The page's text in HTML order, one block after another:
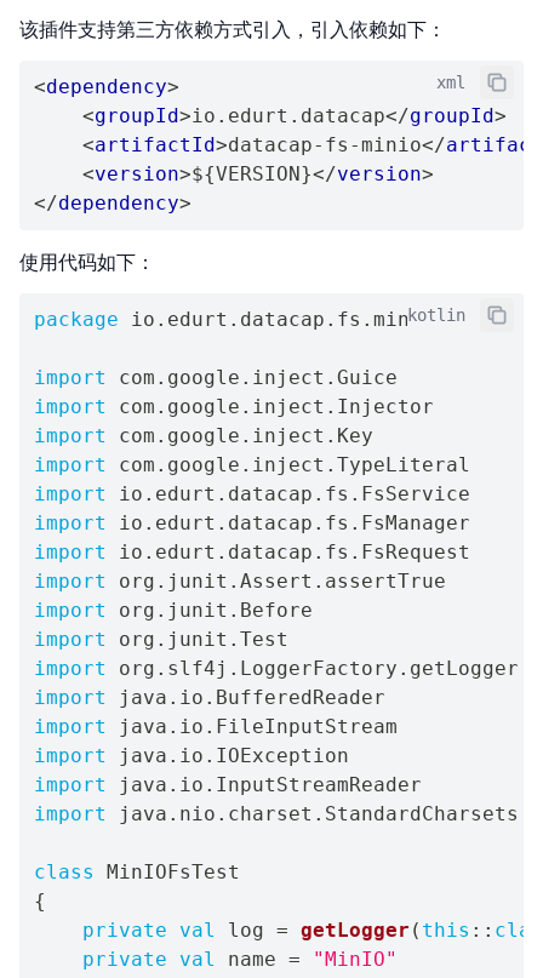
该插件支持第三方依赖方式引入，引入依赖如下：
xml
<dependency>
<groupId>io.edurt.datacap</groupId>
<artifactId>datacap-fs-minio</
<version>${VERSION}</version>
</dependency>
使用代码如下：
kotlin
package io . edurt . datacap . fs . minio
import com . google . inject .
import
com . google . inject .
import
com . google . inject .
import
com . google . inject .
import
io . edurt . datacap . fs .
import
io . edurt . datacap . fs .
import
io . edurt . datacap . fs .
import
org . junit . Assert .
import
org . junit .
import
org . junit .
import
org . slf4j . LoggerFactory .
import
java . io .
import
java . io .
import
java . io .
import
java . io .
import
java . nio . charset . StandardCharsets
class
{
private
val log = getLogger ( this ::
private
val name =
"MinIO"